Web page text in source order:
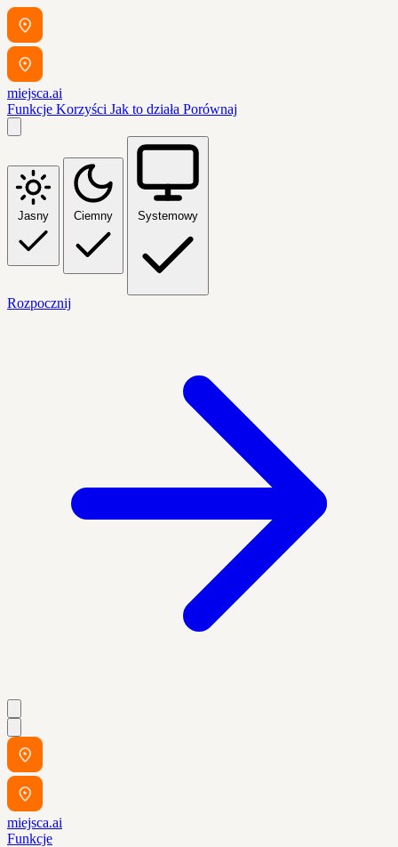
miejsca.ai
Funkcje Korzyści Jak to działa Porównaj
Jasny Ciemny Systemowy
Rozpocznij
miejsca.ai
Funkcje